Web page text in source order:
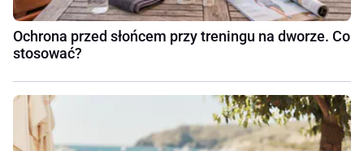
Ochrona przed słońcem przy treningu na dworze. Co
stosować?